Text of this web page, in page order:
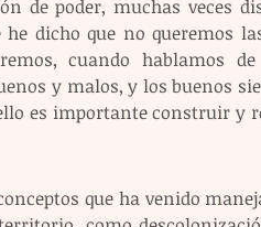
de poder, muchas veces
dicho que no queremos
cuando hablamos
y malos, y los buenos
es importante construir y
que ha venido